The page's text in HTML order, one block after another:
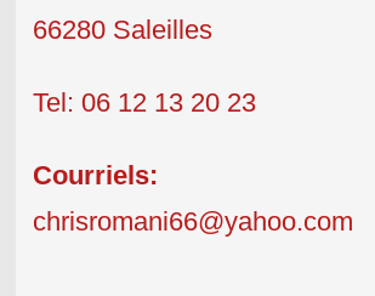
66280 Saleilles
Tel: 06 12 13 20 23
Courriels:
chrisromani66@yahoo.com